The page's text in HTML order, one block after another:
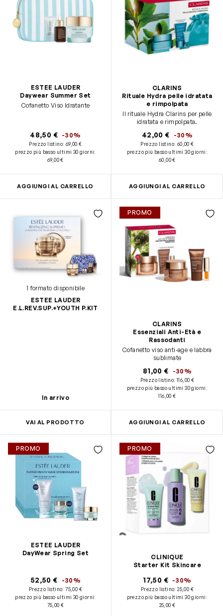
ESTEE LAUDER
Daywear Summer Set
Cofanetto Viso Idratante
48,50 € -30%
Prezzo listino: 69,00 €
prezzo più basso ultimi 30 giorni:
69,00 €
AGGIUNGI AL CARRELLO
CLARINS
Rituale Hydra pelle idratata
e rimpolpata
Il rituale Hydra Clarins per pelle
idratata e rimpolpata.
42,00 € -30%
Prezzo listino: 60,00 €
prezzo più basso ultimi 30 giorni :
60,00 €
AGGIUNGI AL CARRELLO
1 formato disponibile
ESTEE LAUDER
E.L.REV.SUP.+YOUTH P.KIT
In arrivo
VAI AL PRODOTTO
PROMO
CLARINS
Essenziali Anti-Età e
Rassodanti
Cofanetto viso anti-age e labbra
sublimate
81,00 € -30%
Prezzo listino:116,00 €
prezzo più basso ultimi 30 giorni :
116,00 €
AGGIUNGI AL CARRELLO
PROMO
ESTEE LAUDER
DayWear Spring Set
52,50 € -30%
Prezzo listino:75,00 €
prezzo più basso ultimi 30 giorni:
75,00 €
PROMO
CLINIQUE
Starter Kit Skincare
17,50 € -30%
Prezzo listino:25,00 €
prezzo più basso ultimi 30 giorni :
25,00 €